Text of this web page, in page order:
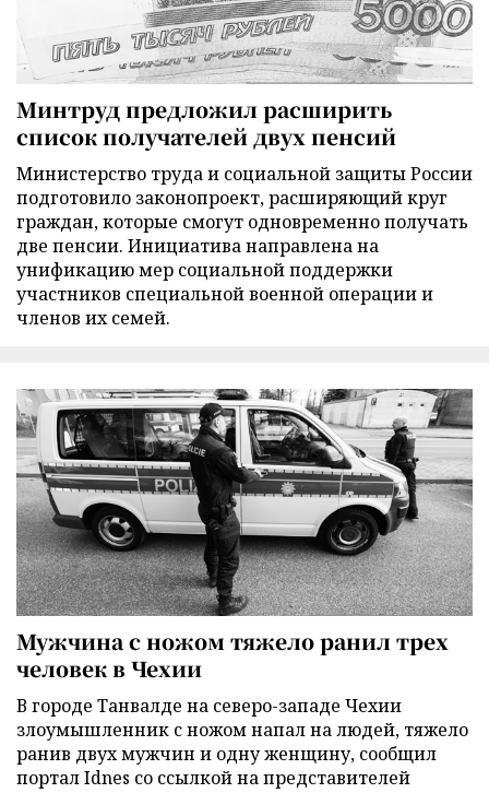
Минтруд предложил расширить
список получателей двух пенсий
Министерство труда и социальной защиты России
подготовило законопроект, расширяющий круг
граждан, которые смогут одновременно получать
две пенсии. Инициатива направлена на
унификацию мер социальной поддержки
участников специальной военной операции и
членов их семей.
Мужчина с ножом тяжело ранил трех
человек в Чехии
В городе Танвалде на северо-западе Чехии
злоумышленник с ножом напал на людей, тяжело
ранив двух мужчин и одну женщину, сообщил
портал Idnes со ссылкой на представителей